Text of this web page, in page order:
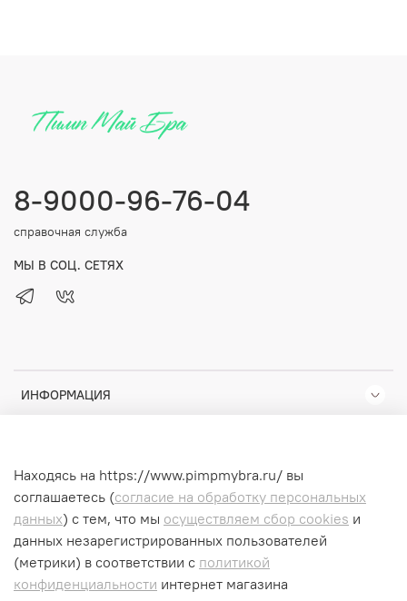
ИНФОРМАЦИЯ
ПОМОЩЬ
8-9000-96-76-04
справочная служба
МЫ В СОЦ. СЕТЯХ
© 2025 Любое использование контента без письменного
Находясь на https://www.pimpmybra.ru/ вы
соглашаетесь (согласие на обработку персональных
данных) с тем, что мы осуществляем сбор cookies и
данных незарегистрированных пользователей
(метрики) в соответствии с политикой
конфиденциальности интернет магазина